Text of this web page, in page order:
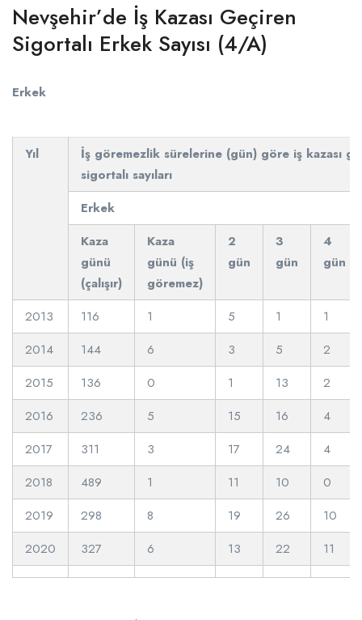
Nevşehir’de İş Kazası Geçiren
Sigortalı Erkek Sayısı (4/A)
Erkek
Yıl
İş göremezlik sürelerine (gün) göre iş kazası
sigortalı sayıları
Erkek
Kaza
günü
(çalışır)
Kaza
günü (iş
göremez)
2
gün
3
gün
4
gün
2013 116 1 5 1
1
2014
144 6 3 5
2
2015
136 0 1 13
2
2016
236 5 15 16
4
2017
311 3 17 24
4
2018
489 1 11 10
0
2019
298 8 19 26
10
2020
327 6 13 22 11